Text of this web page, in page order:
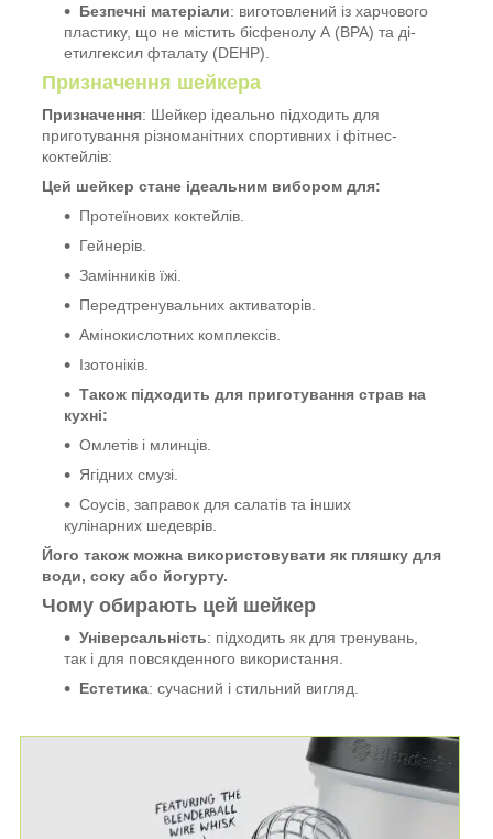
Безпечні матеріали: виготовлений із харчового
пластику, що не містить бісфенолу А (BPA) та ді-
етилгексил фталату (DEHP).
Призначення шейкера
Призначення: Шейкер ідеально підходить для
приготування різноманітних спортивних і фітнес-
коктейлів:
Цей шейкер стане ідеальним вибором для:
Протеїнових коктейлів.
Гейнерів.
Замінників їжі.
Передтренувальних активаторів.
Амінокислотних комплексів.
Ізотоніків.
Також підходить для приготування страв на
кухні:
Омлетів і млинців.
Ягідних смузі.
Соусів, заправок для салатів та інших
кулінарних шедеврів.
Його також можна використовувати як пляшку для
води, соку або йогурту.
Чому обирають цей шейкер
Універсальність: підходить як для тренувань,
так і для повсякденного використання.
Естетика: сучасний і стильний вигляд.